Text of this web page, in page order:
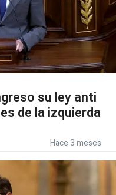
su ley anti
de la izquierda
Hace 3 meses